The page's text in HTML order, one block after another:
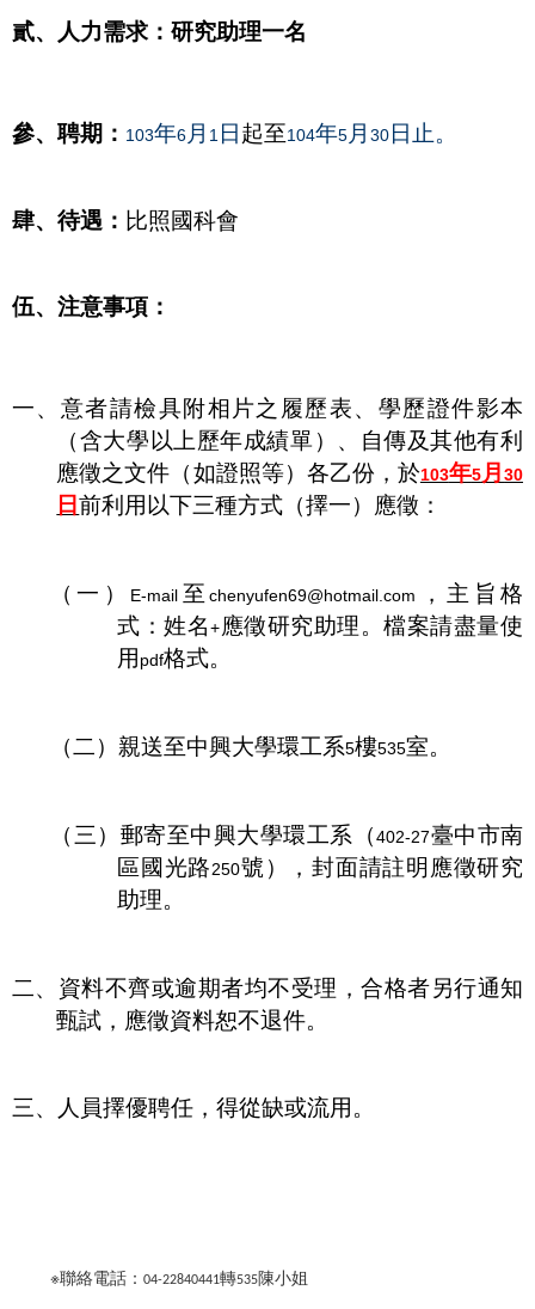
貳、人力需求：研究助理一名
參、聘期： 103年6 月 1 日起至104年5 月 30日止。
肆、待遇： 比照國科會
伍、注意事項：
一、意者請檢具附相片之履歷表、學歷證件影本
（含大學以上歷年成績單）、自傳及其他有利
應徵之文件（如證照等）各乙份，於103年5月30
日前利用以下三種方式（擇一）應徵：
（一） E-mail 至chenyufen69@hotmail.com
，主旨格
式：姓名+應徵研究助理。檔案請盡量使
用pdf格式。
（二）親送至中興大學環工系5樓535室。
（三）郵寄至中興大學環工系（402-27臺中市南
區國光路250號），封面請註明應徵研究
助理。
二、資料不齊或逾期者均不受理，合格者另行通知
甄試，應徵資料恕不退件。
三、人員擇優聘任，得從缺或流用。
※聯絡電話： 04-22840441轉535陳小姐